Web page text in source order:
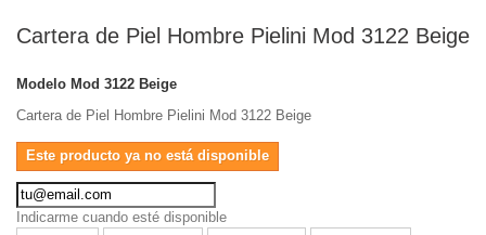
Cartera de Piel Hombre Pielini Mod 3122 Beige
Modelo Mod 3122 Beige
Cartera de Piel Hombre Pielini Mod 3122 Beige
Este producto ya no está disponible
Indicarme cuando esté disponible